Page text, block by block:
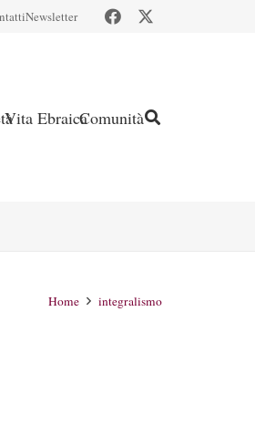
Newsletter
Vita EbraicaComunità
Home integralismo